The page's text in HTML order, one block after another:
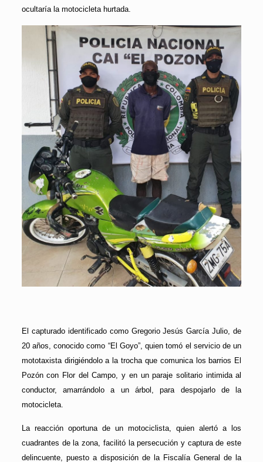
ocultaría la motocicleta hurtada.
El capturado identificado como Gregorio Jesús García Julio, de
20 años, conocido como “El Goyo”, quien tomó el servicio de un
mototaxista dirigiéndolo a la trocha que comunica los barrios El
Pozón con Flor del Campo, y en un paraje solitario intimida al
conductor, amarrándolo a un árbol, para despojarlo de la
motocicleta.
La reacción oportuna de un motociclista, quien alertó a los
cuadrantes de la zona, facilitó la persecución y captura de este
delincuente, puesto a disposición de la Fiscalía General de la